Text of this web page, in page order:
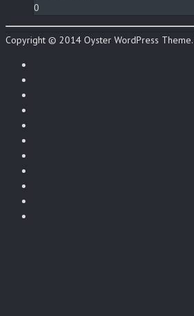
0
Copyright © 2014 Oyster WordPress Theme.